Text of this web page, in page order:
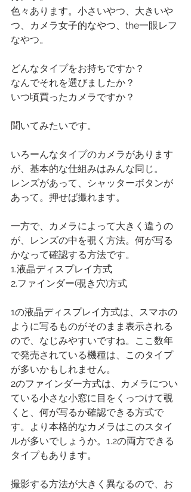
色々あります。小さいやつ、大きいや
つ、カメラ女子的なやつ、the一眼レフ
なやつ。
どんなタイプをお持ちですか？
なんでそれを選びましたか？
いつ頃買ったカメラですか？
聞いてみたいです。
いろーんなタイプのカメラがあります
が、基本的な仕組みはみんな同じ。
レンズがあって、シャッターボタンが
あって。押せば撮れます。
一方で、カメラによって大きく違うの
が、レンズの中を覗く方法。何が写る
かなって確認する方法です。
1.液晶ディスプレイ方式
2.ファインダー(覗き穴)方式
1の液晶ディスプレイ方式は、スマホの
ように写るものがそのまま表示される
ので、なじみやすいですね。ここ数年
で発売されている機種は、このタイプ
が多いかもしれません。
2のファインダー方式は、カメラについ
ている小さな小窓に目をくっつけて覗
くと、何が写るか確認できる方式で
す。より本格的なカメラはこのスタイ
ルが多いでしょうか。1.2の両方できる
タイプもあります。
撮影する方法が大きく異なるので、お